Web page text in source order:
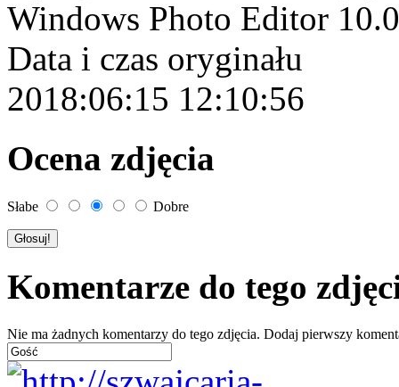
Windows Photo Editor
Data i czas oryginału
2018:06:15 12:10:56
Ocena zdjęcia
Słabe Dobre
Komentarze do tego
Nie ma żadnych komentarzy do tego zdjęcia. Dodaj pierwszy